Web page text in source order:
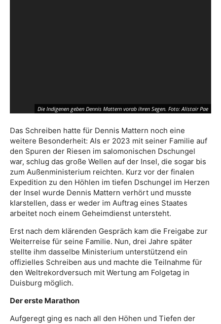
Die Indigenen geben Dennis Mattern vorab ihren Segen. Foto: Alistair Pae
Das Schreiben hatte für Dennis Mattern noch eine
weitere Besonderheit: Als er 2023 mit seiner Familie auf
den Spuren der Riesen im salomonischen Dschungel
war, schlug das große Wellen auf der Insel, die sogar bis
zum Außenministerium reichten. Kurz vor der finalen
Expedition zu den Höhlen im tiefen Dschungel im Herzen
der Insel wurde Dennis Mattern verhört und musste
klarstellen, dass er weder im Auftrag eines Staates
arbeitet noch einem Geheimdienst untersteht.
Erst nach dem klärenden Gespräch kam die Freigabe zur
Weiterreise für seine Familie. Nun, drei Jahre später
stellte ihm dasselbe Ministerium unterstützend ein
offizielles Schreiben aus und machte die Teilnahme für
den Weltrekordversuch mit Wertung am Folgetag in
Duisburg möglich.
Der erste Marathon
Aufgeregt ging es nach all den Höhen und Tiefen der